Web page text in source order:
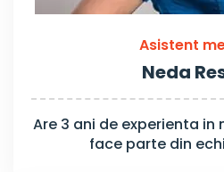
Asistent
Neda
Are 3 ani de experienta in
face parte din